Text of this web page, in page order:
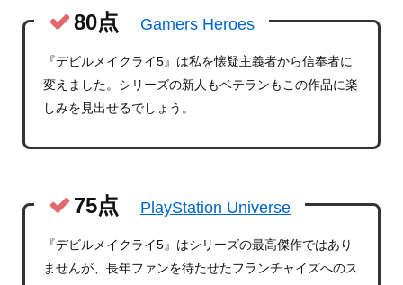
80点 Gamers Heroes
『デビルメイクライ5』は私を懐疑主義者から信奉者に
変えました。シリーズの新人もベテランもこの作品に楽
しみを見出せるでしょう。
75点 PlayStation Universe
『デビルメイクライ5』はシリーズの最高傑作ではあり
ませんが、長年ファンを待たせたフランチャイズへのス